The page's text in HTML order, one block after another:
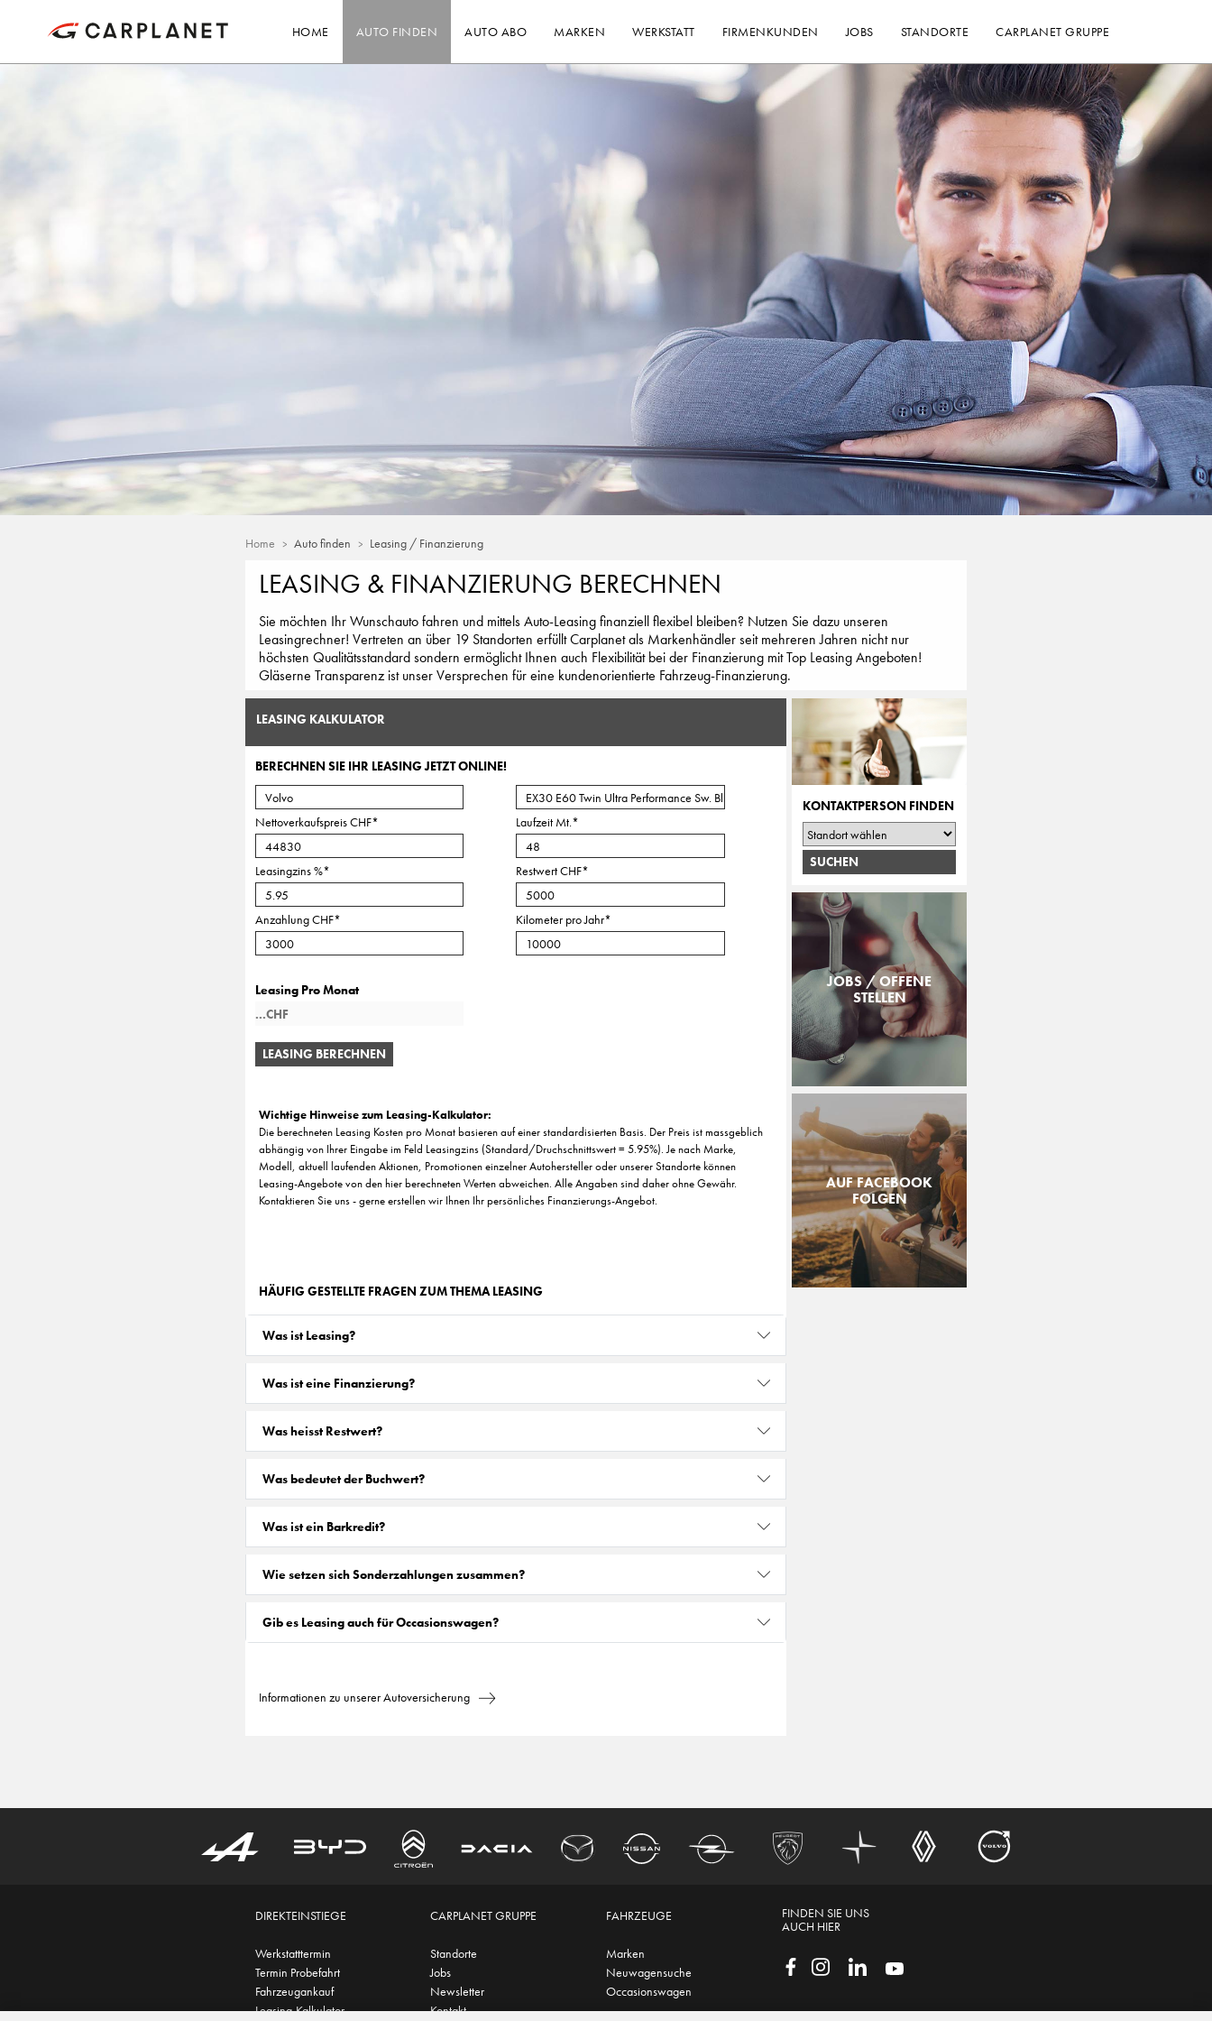
HOME AUTO FINDEN AUTO ABO MARKEN WERKSTATT FIRMENKUNDEN JOBS STANDORTE CARPLANET GRUPPE
Home Auto finden Leasing / Finanzierung
LEASING & FINANZIERUNG BERECHNEN
Sie möchten Ihr Wunschauto fahren und mittels Auto-Leasing finanziell flexibel bleiben? Nutzen Sie dazu unseren
Leasingrechner! Vertreten an über 19 Standorten erfüllt Carplanet als Markenhändler seit mehreren Jahren nicht nur
höchsten Qualitätsstandard sondern ermöglicht Ihnen auch Flexibilität bei der Finanzierung mit Top Leasing Angeboten!
Gläserne Transparenz ist unser Versprechen für eine kundenorientierte Fahrzeug-Finanzierung.
LEASING KALKULATOR
BERECHNEN SIE IHR LEASING JETZT ONLINE!
Nettoverkaufspreis CHF* Laufzeit Mt.*
Leasingzins %* Restwert CHF*
Anzahlung CHF* Kilometer pro Jahr*
Leasing Pro Monat
LEASING BERECHNEN
Wichtige Hinweise zum Leasing-Kalkulator:
Die berechneten Leasing Kosten pro Monat basieren auf einer standardisierten Basis. Der Preis ist massgeblich
abhängig von Ihrer Eingabe im Feld Leasingzins (Standard/Druchschnittswert = 5.95%). Je nach Marke,
Modell, aktuell laufenden Aktionen, Promotionen einzelner Autohersteller oder unserer Standorte können
Leasing-Angebote von den hier berechneten Werten abweichen. Alle Angaben sind daher ohne Gewähr.
Kontaktieren Sie uns - gerne erstellen wir Ihnen Ihr persönliches Finanzierungs-Angebot.
HÄUFIG GESTELLTE FRAGEN ZUM THEMA LEASING
Was ist Leasing?
Was ist eine Finanzierung?
Was heisst Restwert?
Was bedeutet der Buchwert?
Was ist ein Barkredit?
Wie setzen sich Sonderzahlungen zusammen?
Gib es Leasing auch für Occasionswagen?
Informationen zu unserer Autoversicherung
KONTAKTPERSON FINDEN
JOBS / OFFENE
STELLEN
AUF FACEBOOK
FOLGEN
DIREKTEINSTIEGE
Werkstatttermin
Termin Probefahrt
Fahrzeugankauf
Leasing-Kalkulator
CARPLANET GRUPPE
Standorte
Jobs
Newsletter
Kontakt
FAHRZEUGE
Marken
Neuwagensuche
Occasionswagen
FINDEN SIE UNS
AUCH HIER